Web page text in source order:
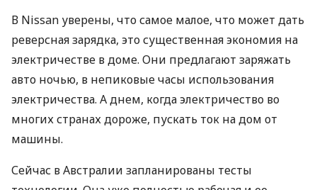
В Nissan уверены, что самое малое, что может дать
реверсная зарядка, это существенная экономия на
электричестве в доме. Они предлагают заряжать
авто ночью, в непиковые часы использования
электричества. А днем, когда электричество во
многих странах дороже, пускать ток на дом от
машины.
Сейчас в Австралии запланированы тесты